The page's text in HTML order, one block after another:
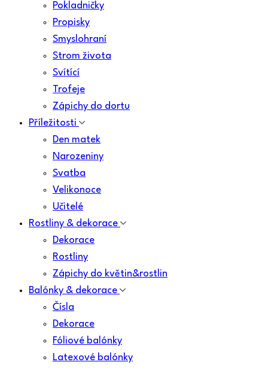
Pokladničky
Propisky
Smyslohraní
Strom života
Svítící
Trofeje
Zápichy do dortu
Příležitosti
Den matek
Narozeniny
Svatba
Velikonoce
Učitelé
Rostliny & dekorace
Dekorace
Rostliny
Zápichy do květin&rostlin
Balónky & dekorace
Čísla
Dekorace
Fóliové balónky
Latexové balónky